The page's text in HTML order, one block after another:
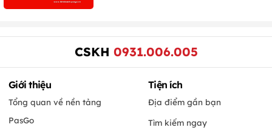
CSKH 0931.006.005
Giới thiệu
Tổng quan về nền tảng
PasGo
Tiện ích
Địa điểm gần bạn
Tìm kiếm ngay